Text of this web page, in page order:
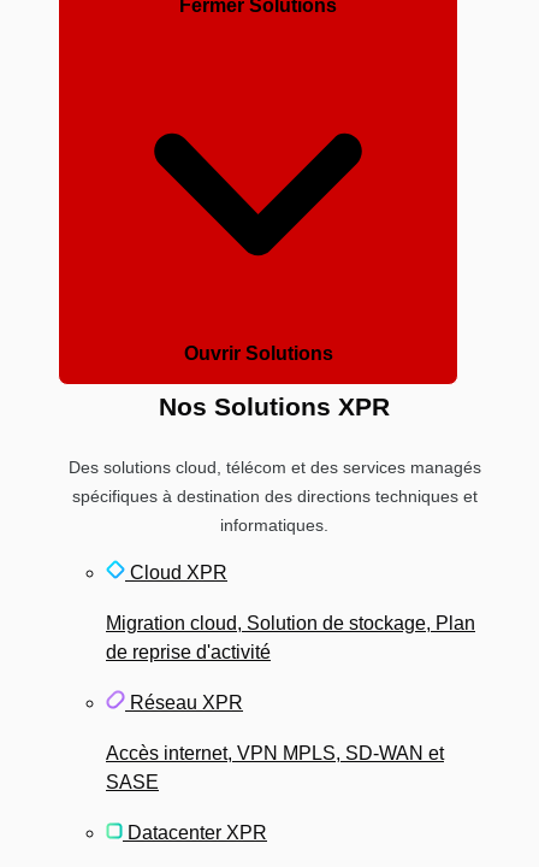
Fermer Solutions
Ouvrir Solutions
Nos Solutions XPR
Des solutions cloud, télécom et des services managés
spécifiques à destination des directions techniques et
informatiques.
Cloud XPR
Migration cloud, Solution de stockage, Plan
de reprise d'activité
Réseau XPR
Accès internet, VPN MPLS, SD-WAN et
SASE
Datacenter XPR